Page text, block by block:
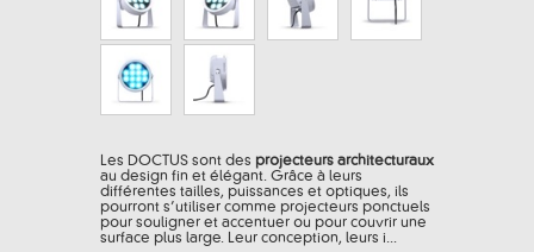
Les DOCTUS sont des projecteurs architecturaux
au design fin et élégant. Grâce à leurs
différentes tailles, puissances et optiques, ils
pourront s’utiliser comme projecteurs ponctuels
pour souligner et accentuer ou pour couvrir une
surface plus large. Leur conception, leurs i...